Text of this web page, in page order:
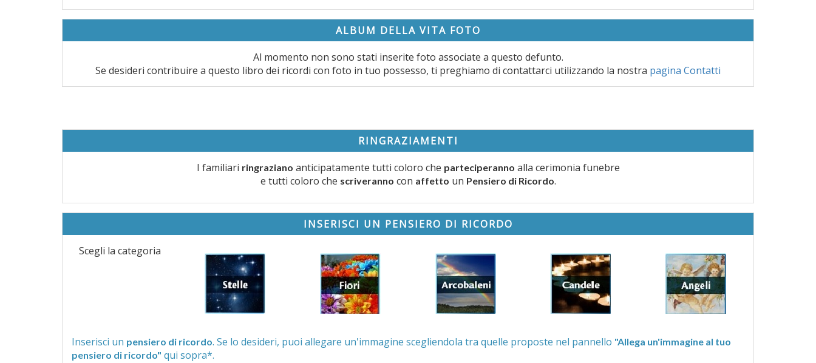
ALBUM DELLA VITA FOTO
Al momento non sono stati inserite foto associate a questo defunto.
Se desideri contribuire a questo libro dei ricordi con foto in tuo possesso, ti preghiamo di contattarci utilizzando la nostra pagina Contatti
RINGRAZIAMENTI
I familiari ringraziano anticipatamente tutti coloro che parteciperanno alla cerimonia funebre
e tutti coloro che scriveranno con affetto un Pensiero di Ricordo.
INSERISCI UN PENSIERO DI RICORDO
Scegli la categoria
Inserisci un pensiero di ricordo . Se lo desideri, puoi allegare un'immagine scegliendola tra quelle proposte nel pannello "Allega un'immagine al tuo
pensiero di ricordo" qui sopra*.